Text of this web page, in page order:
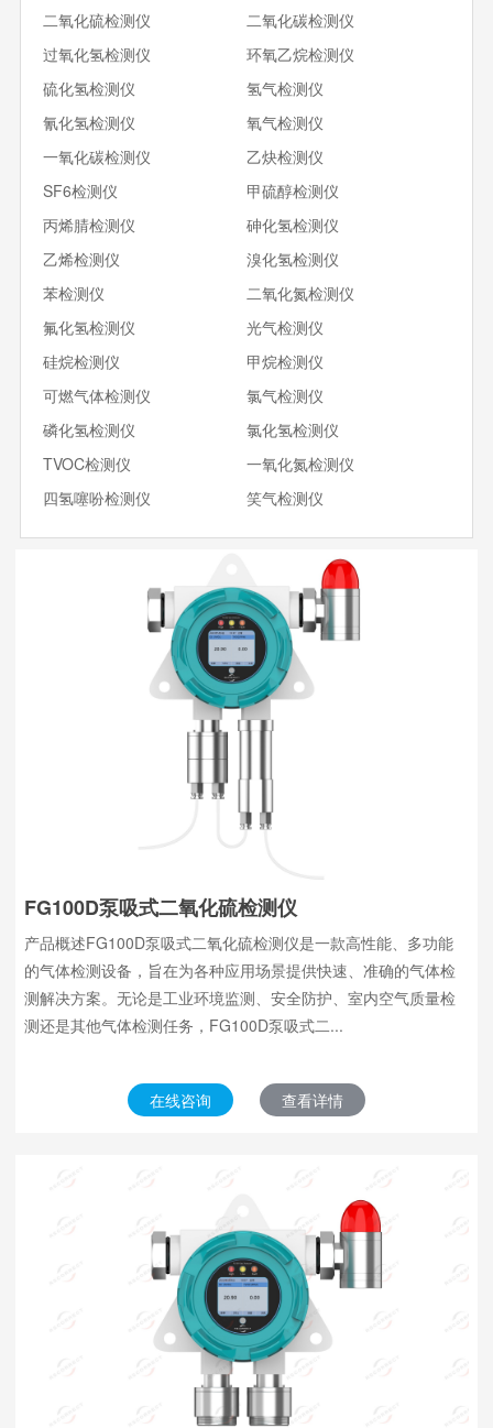
二氧化硫检测仪
二氧化碳检测仪
过氧化氢检测仪
环氧乙烷检测仪
硫化氢检测仪
氢气检测仪
氰化氢检测仪
氧气检测仪
一氧化碳检测仪
乙炔检测仪
SF6检测仪
甲硫醇检测仪
丙烯腈检测仪
砷化氢检测仪
乙烯检测仪
溴化氢检测仪
苯检测仪
二氧化氮检测仪
氟化氢检测仪
光气检测仪
硅烷检测仪
甲烷检测仪
可燃气体检测仪
氯气检测仪
磷化氢检测仪
氯化氢检测仪
TVOC检测仪
一氧化氮检测仪
四氢噻吩检测仪
笑气检测仪
FG100D泵吸式二氧化硫检测仪
产品概述FG100D泵吸式二氧化硫检测仪是一款高性能、多功能
的气体检测设备，旨在为各种应用场景提供快速、准确的气体检
测解决方案。无论是工业环境监测、安全防护、室内空气质量检
测还是其他气体检测任务，FG100D泵吸式二...
在线咨询 查看详情